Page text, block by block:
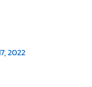
2022